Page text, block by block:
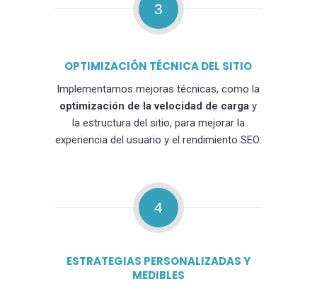
3
OPTIMIZACIÓN TÉCNICA DEL SITIO
Implementamos mejoras técnicas, como la
optimización de la velocidad de carga y
la estructura del sitio, para mejorar la
experiencia del usuario y el rendimiento SEO.
4
ESTRATEGIAS PERSONALIZADAS Y
MEDIBLES